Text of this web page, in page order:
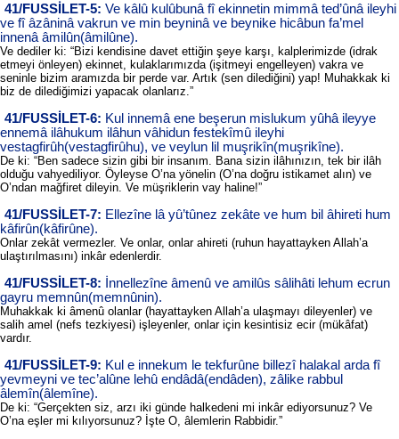
41/FUSSİLET-5: Ve kâlû kulûbunâ fî ekinnetin mimmâ ted’ûnâ ileyhi
ve fî âzâninâ vakrun ve min beyninâ ve beynike hicâbun fa’mel
innenâ âmilûn(âmilûne).
Ve dediler ki: “Bizi kendisine davet ettiğin şeye karşı, kalplerimizde (idrak
etmeyi önleyen) ekinnet, kulaklarımızda (işitmeyi engelleyen) vakra ve
seninle bizim aramızda bir perde var. Artık (sen dilediğini) yap! Muhakkak ki
biz de dilediğimizi yapacak olanlarız.”
41/FUSSİLET-6: Kul innemâ ene beşerun mislukum yûhâ ileyye
ennemâ ilâhukum ilâhun vâhidun festekîmû ileyhi
vestagfirûh(vestagfirûhu), ve veylun lil muşrikîn(muşrikîne).
De ki: “Ben sadece sizin gibi bir insanım. Bana sizin ilâhınızın, tek bir ilâh
olduğu vahyediliyor. Öyleyse O’na yönelin (O’na doğru istikamet alın) ve
O’ndan mağfiret dileyin. Ve müşriklerin vay haline!”
41/FUSSİLET-7: Ellezîne lâ yû’tûnez zekâte ve hum bil âhireti hum
kâfirûn(kâfirûne).
Onlar zekât vermezler. Ve onlar, onlar ahireti (ruhun hayattayken Allah’a
ulaştırılmasını) inkâr edenlerdir.
41/FUSSİLET-8: İnnellezîne âmenû ve amilûs sâlihâti lehum ecrun
gayru memnûn(memnûnin).
Muhakkak ki âmenû olanlar (hayattayken Allah’a ulaşmayı dileyenler) ve
salih amel (nefs tezkiyesi) işleyenler, onlar için kesintisiz ecir (mükâfat)
vardır.
41/FUSSİLET-9: Kul e innekum le tekfurûne billezî halakal arda fî
yevmeyni ve tec’alûne lehû endâdâ(endâden), zâlike rabbul
âlemîn(âlemîne).
De ki: “Gerçekten siz, arzı iki günde halkedeni mi inkâr ediyorsunuz? Ve
O’na eşler mi kılıyorsunuz? İşte O, âlemlerin Rabbidir.”